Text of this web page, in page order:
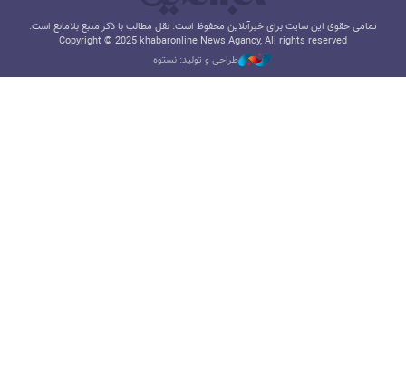
تمامی حقوق این سایت برای خبرآنلاین محفوظ است. نقل مطالب با ذکر منبع بلامانع است.
Copyright © 2025 khabaronline News Agancy, All rights reserved
طراحی و تولید: نستوه